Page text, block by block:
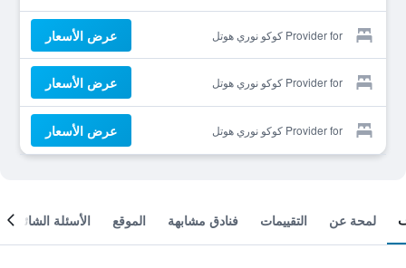
Provider for كوكو نوري هوتل عرض الأسعار
Provider for كوكو نوري هوتل عرض الأسعار
Provider for كوكو نوري هوتل عرض الأسعار
لمحة عن التقييمات فنادق مشابهة الموقع الأسئلة الشائعة